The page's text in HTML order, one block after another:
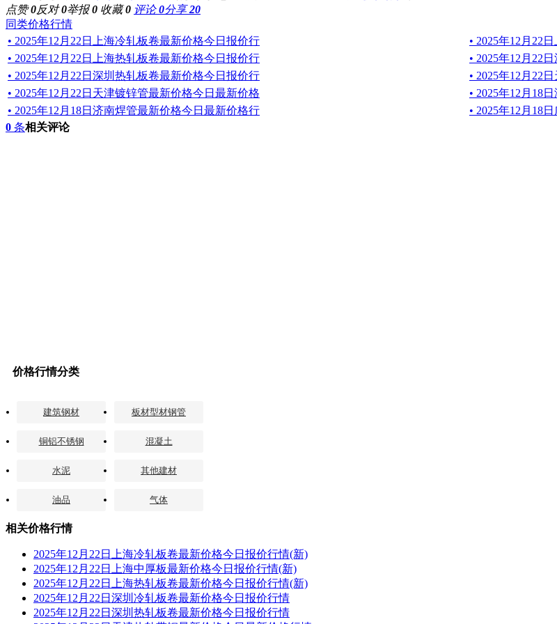
点赞0反对0举报0 收藏0 评论0分享20
同类价格行情
• 2025年12月22日上海冷轧板卷最新价格今日报价行
• 2025年12月22
• 2025年12月22日上海热轧板卷最新价格今日报价行
• 2025年12月22
• 2025年12月22日深圳热轧板卷最新价格今日报价行
• 2025年12月22
• 2025年12月22日天津镀锌管最新价格今日最新价格
• 2025年12月18
• 2025年12月18日济南焊管最新价格今日最新价格行
• 2025年12月18
0 条相关评论
价格行情分类
建筑钢材 板材型材钢管
铜铝不锈钢 混凝土
水泥 其他建材
油品 气体
相关价格行情
2025年12月22日上海冷轧板卷最新价格今日报价行情(新)
2025年12月22日上海中厚板最新价格今日报价行情(新)
2025年12月22日上海热轧板卷最新价格今日报价行情(新)
2025年12月22日深圳冷轧板卷最新价格今日报价行情
2025年12月22日深圳热轧板卷最新价格今日报价行情